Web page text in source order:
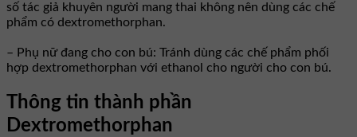
số tác giả khuyên người mang thai không nên dùng các chế
phẩm có dextromethorphan.
– Phụ nữ đang cho con bú: Tránh dùng các chế phẩm phối
hợp dextromethorphan với ethanol cho người cho con bú.
Thông tin thành phần
Dextromethorphan